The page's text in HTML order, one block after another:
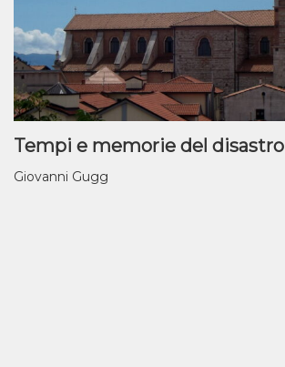
Tempi e memorie del disastro
Giovanni Gugg